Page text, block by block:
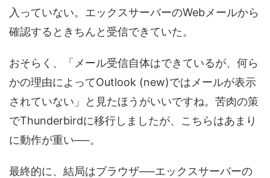
入っていない。エックスサーバーのWebメールから
確認するときちんと受信できていた。
おそらく、「メール受信自体はできているが、何ら
かの理由によってOutlook (new)ではメールが表示
されていない」と見たほうがいいですね。苦肉の策
でThunderbirdに移行しましたが、こちらはあまり
に動作が重い──。
最終的に、結局はブラウザ──エックスサーバーの